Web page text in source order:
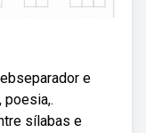
e
poesia,.
sílabas e